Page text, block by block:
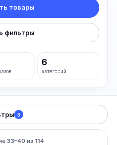
товары
фильтры
6
категорий
3
33–40 из 114